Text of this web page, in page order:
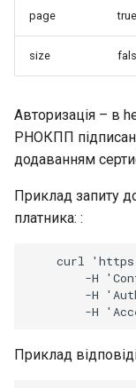
page true
size
Авторизація – в
РНОКПП
додаванням
Приклад запиту
платника: :
curl
-H
-H
Приклад